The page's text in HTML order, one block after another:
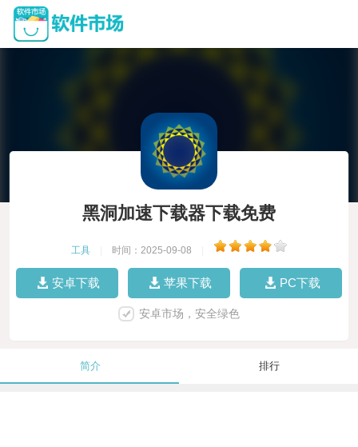
黑洞加速下载器下载免费
工具 时间：2025-09-08
安卓下载 苹果下载 PC下载
安卓市场，安全绿色
简介 排行